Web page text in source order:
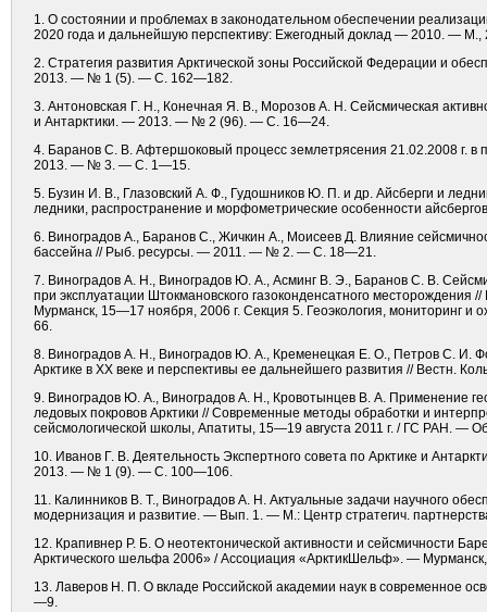
1. О состоянии и проблемах в законодательном обеспечении
2020 года и дальнейшую перспективу: Ежегодный доклад — 2010. — М.,
2. Стратегия развития Арктической зоны Российской Федерации и
2013. — № 1 (5). — С. 162—182.
3. Антоновская Г. Н., Конечная Я. В., Морозов А. Н. Сейсмическая
и Антарктики. — 2013. — № 2 (96). — С. 16—24.
4. Баранов С. В. Афтершоковый процесс землетрясения 21.02.2008 г.
2013. — № 3. — С. 1—15.
5. Бузин И. В., Глазовский А. Ф., Гудошников Ю. П. и др. Айсберги и
ледники, распространение и морфометрические особенности
6. Виноградов А., Баранов С., Жичкин А., Моисеев Д. Влияние
бассейна // Рыб. ресурсы. — 2011. — № 2. — С. 18—21.
7. Виноградов А. Н., Виноградов Ю. А., Асминг В. Э., Баранов С. В.
при эксплуатации Штокмановского газоконденсатного
Мурманск, 15—17 ноября, 2006 г. Секция 5. Геоэкология,
66.
8. Виноградов А. Н., Виноградов Ю. А., Кременецкая Е. О., Петров С. И.
Арктике в ХХ веке и перспективы ее дальнейшего развития // Вестн.
9. Виноградов Ю. А., Виноградов А. Н., Кровотынцев В. А. Применение
ледовых покровов Арктики // Современные методы обработки и
сейсмологической школы, Апатиты, 15—19 августа 2011 г. / ГС РАН. —
10. Иванов Г. В. Деятельность Экспертного совета по Арк­тике и
2013. — № 1 (9). — С. 100—106.
11. Калинников В. Т., Виноградов А. Н. Актуальные задачи научного
модернизация и развитие. — Вып. 1. — М.: Центр стратегич.
12. Крапивнер Р. Б. О неотектонической активности и сейсмичности
Арктического шельфа 2006» / Ассоциация «АрктикШельф». —
13. Лаверов Н. П. О вкладе Российской академии наук в современное
—9.